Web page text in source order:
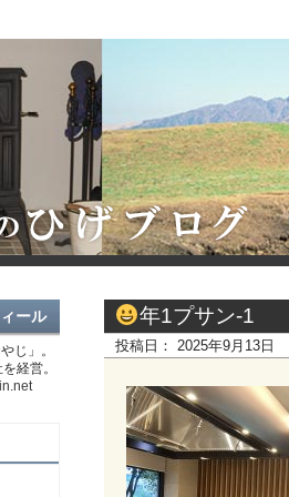
年1プサン-1
投稿日： 2025年9月13日
ール
じ」。
経営。